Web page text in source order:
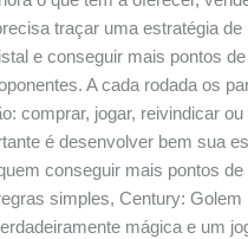
traçar uma estratégia de
e conseguir mais pontos
A cada rodada os
comprar, jogar, reivindicar
é desenvolver bem sua
conseguir mais pontos de
simples, Century: Golem
mágica e um